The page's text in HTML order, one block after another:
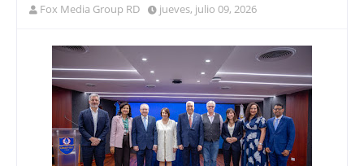
Fox Media Group RD jueves, julio 09, 2026